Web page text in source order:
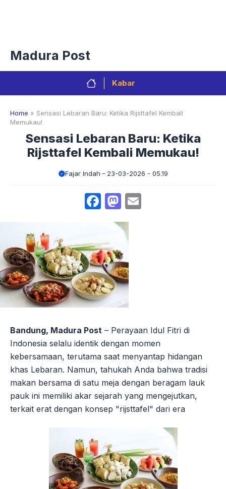
Madura Post
Kabar
Home » Sensasi Lebaran Baru: Ketika Rijsttafel Kembali
Memukau!
Sensasi Lebaran Baru: Ketika
Rijsttafel Kembali Memukau!
Fajar Indah 23-03-2026 - 05.19
Facebook
Mastodon
Bandung, Madura Post – Perayaan Idul Fitri di
Indonesia selalu identik dengan momen
kebersamaan, terutama saat menyantap hidangan
khas Lebaran. Namun, tahukah Anda bahwa tradisi
makan bersama di satu meja dengan beragam lauk
pauk ini memiliki akar sejarah yang mengejutkan,
terkait erat dengan konsep "rijsttafel" dari era